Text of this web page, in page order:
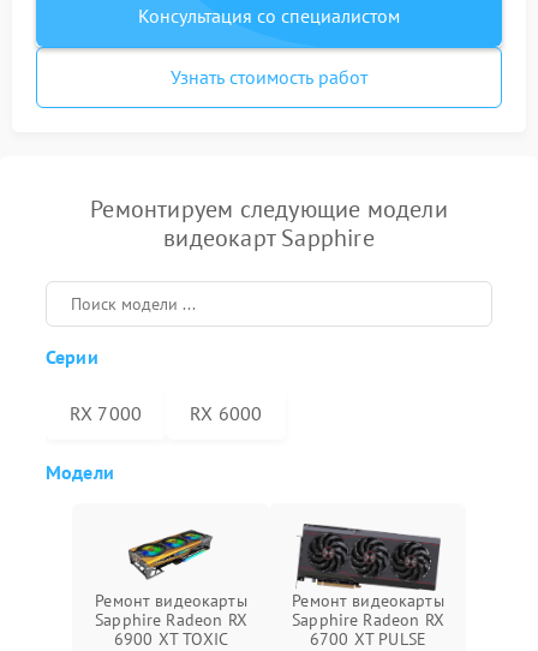
Консультация со специалистом
Узнать стоимость работ
Ремонтируем следующие модели
видеокарт Sapphire
Серии
RX 7000 RX 6000
Модели
Ремонт видеокарты
Sapphire Radeon RX
6900 XT TOXIC
Ремонт видеокарты
Sapphire Radeon RX
6700 XT PULSE